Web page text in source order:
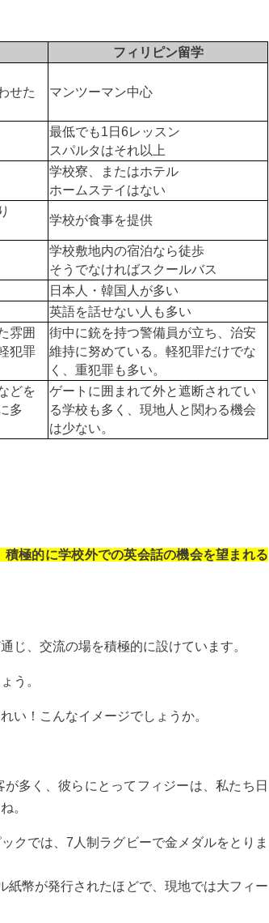
フィリピン留学
せた
マンツーマン中心
最低でも1日6レッスン
スパルタはそれ以上
学校寮、またはホテル
ホームステイはない
学校が食事を提供
学校敷地内の宿泊なら徒歩
そうでなければスクールバス
日本人・韓国人が多い
英語を話せない人も多い
雰囲
犯罪
街中に銃を持つ警備員が立ち、治安
維持に努めている。軽犯罪だけでな
く、重犯罪も多い。
どを
多
ゲートに囲まれて外と遮断されてい
る学校も多く、現地人と関わる機会
は少ない。
極的に学校外での英会話の機会を望まれる
じ、交流の場を積極的に設けています。
う。
い！こんなイメージでしょうか。
多く、彼らにとってフィジーは、私たち日
。
クでは、7人制ラグビーで金メダルをとりま
紙幣が発行されたほどで、現地では大フィー